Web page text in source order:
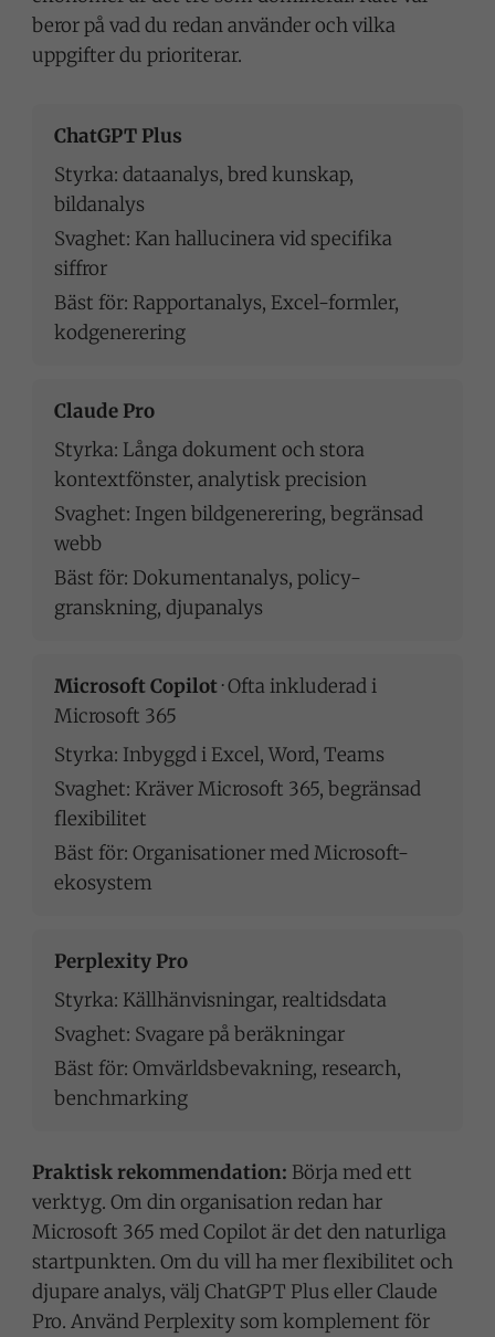
beror på vad du redan använder och vilka
uppgifter du prioriterar.
ChatGPT Plus
Styrka: dataanalys, bred kunskap,
bildanalys
Svaghet: Kan hallucinera vid specifika
siffror
Bäst för: Rapportanalys, Excel-formler,
kodgenerering
Claude Pro
Styrka: Långa dokument och stora
kontextfönster, analytisk precision
Svaghet: Ingen bildgenerering, begränsad
webb
Bäst för: Dokumentanalys, policy-
granskning, djupanalys
Microsoft Copilot· Ofta inkluderad i
Microsoft 365
Styrka: Inbyggd i Excel, Word, Teams
Svaghet: Kräver Microsoft 365, begränsad
flexibilitet
Bäst för: Organisationer med Microsoft-
ekosystem
Perplexity Pro
Styrka: Källhänvisningar, realtidsdata
Svaghet: Svagare på beräkningar
Bäst för: Omvärldsbevakning, research,
benchmarking
Praktisk rekommendation: Börja med ett
verktyg. Om din organisation redan har
Microsoft 365 med Copilot är det den naturliga
startpunkten. Om du vill ha mer flexibilitet och
djupare analys, välj ChatGPT Plus eller Claude
Pro. Använd Perplexity som komplement för